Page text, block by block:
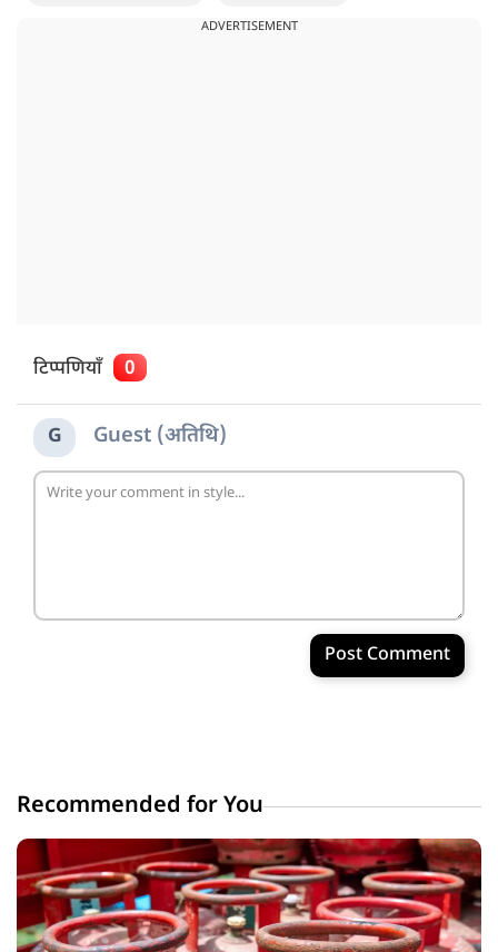
ADVERTISEMENT
टिप्पणियाँ 0
G Guest (अतिथि)
Post Comment
Recommended for You